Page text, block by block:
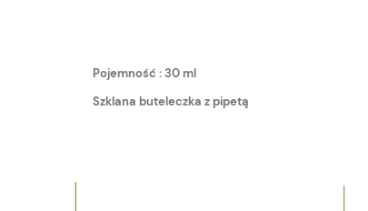
Pojemność : 30 ml
Szklana buteleczka z pipetą